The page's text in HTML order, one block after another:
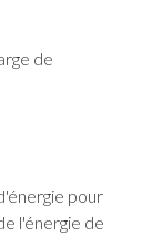
de
pour
l'énergie de